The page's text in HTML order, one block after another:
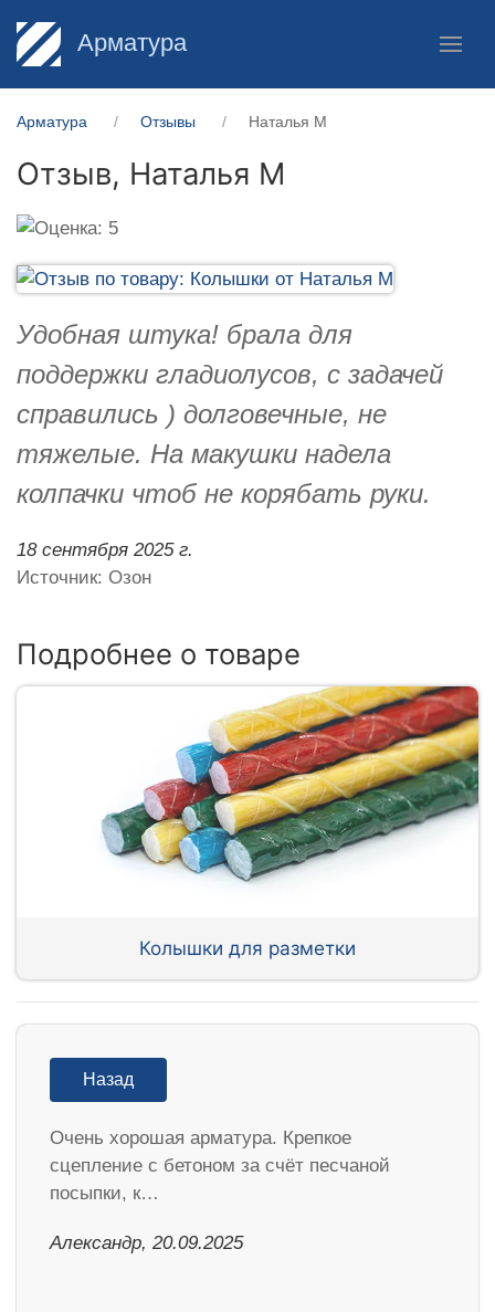
Арматура
Арматура Отзывы Наталья М
Отзыв, Наталья М
Удобная штука! брала для
поддержки гладиолусов, с задачей
справились ) долговечные, не
тяжелые. На макушки надела
колпачки чтоб не корябать руки.
18 сентября 2025 г.
Источник: Озон
Подробнее о товаре
Колышки для разметки
Назад
Очень хорошая арматура. Крепкое
сцепление с бетоном за счёт песчаной
посыпки, к…
Александр, 20.09.2025